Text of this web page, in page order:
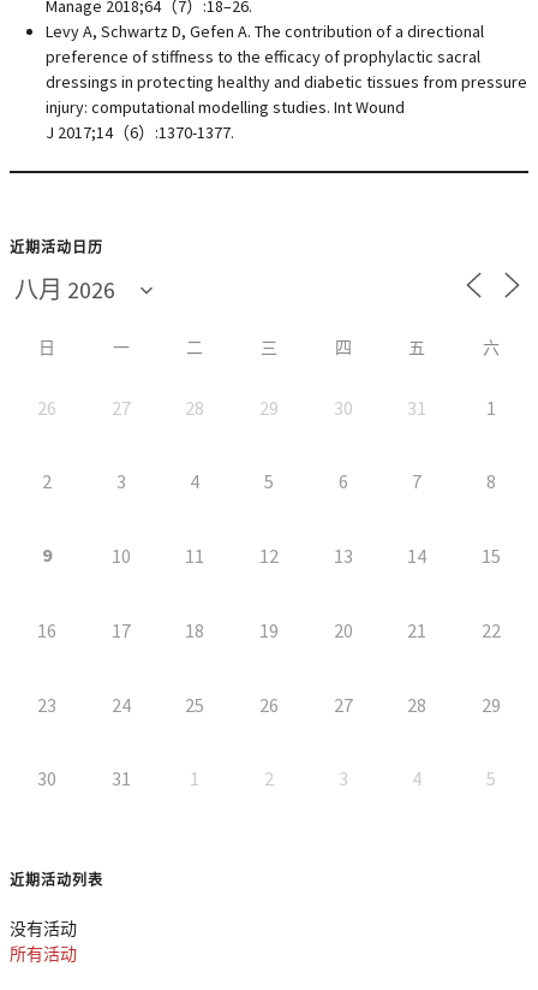
Manage 2018;64（7）:18–26.
Levy A, Schwartz D, Gefen A. The contribution of a directional
preference of stiffness to the efficacy of prophylactic sacral
dressings in protecting healthy and diabetic tissues from pressure
injury: computational modelling studies. Int Wound
J 2017;14（6）:1370-1377.
近期活动日历
日 一 二 三 四 五 六
26 27 28 29 30 31 1
2 3 4 5 6 7 8
9 10 11 12 13 14 15
16 17 18 19 20 21 22
23 24 25 26 27 28 29
30 31 1 2 3 4 5
近期活动列表
没有活动
所有活动